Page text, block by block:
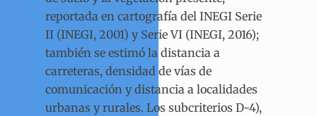
reportada en cartografía del INEGI Serie
II (INEGI, 2001) y Serie VI (INEGI, 2016);
también se estimó la distancia a
carreteras, densidad de vías de
comunicación y distancia a localidades
urbanas y rurales. Los subcriterios D-4),